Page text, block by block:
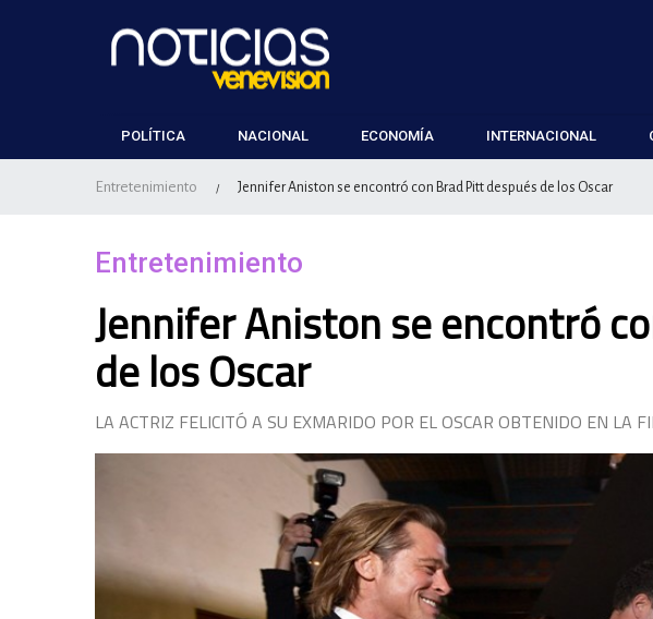
POLÍTICA NACIONAL ECONOMÍA INTERNACIONAL
Entretenimiento / Jennifer Aniston se encontró con Brad Pitt después de los Oscar
Entretenimiento
Jennifer Aniston se encontró
de los Oscar
LA ACTRIZ FELICITÓ A SU EXMARIDO POR EL OSCAR OBTENIDO EN LA